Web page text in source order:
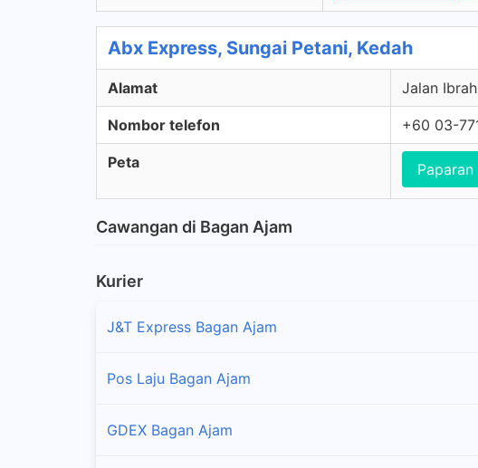
Abx Express, Sungai Petani, Kedah
Alamat Jalan
Nombor telefon +60 03-
Peta Paparan
Cawangan di Bagan Ajam
Kurier
J&T Express Bagan Ajam
Pos Laju Bagan Ajam
GDEX Bagan Ajam